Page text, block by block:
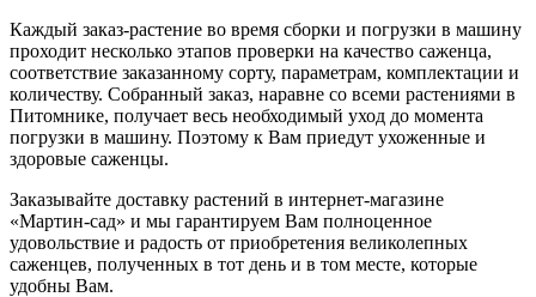
Каждый заказ-растение во время сборки и погрузки в машину
проходит несколько этапов проверки на качество саженца,
соответствие заказанному сорту, параметрам, комплектации и
количеству. Собранный заказ, наравне со всеми растениями в
Питомнике, получает весь необходимый уход до момента
погрузки в машину. Поэтому к Вам приедут ухоженные и
здоровые саженцы.
Заказывайте доставку растений в интернет-магазине
«Мартин-сад» и мы гарантируем Вам полноценное
удовольствие и радость от приобретения великолепных
саженцев, полученных в тот день и в том месте, которые
удобны Вам.